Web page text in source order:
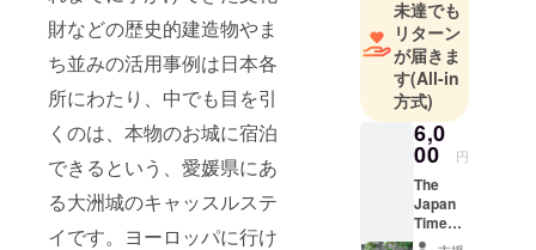
財などの歴史的建造物やま
ち並みの活用事例は日本各
所にわたり、中でも目を引
くのは、本物のお城に宿泊
できるという、愛媛県にあ
る大洲城のキャッスルステ
イです。ヨーロッパに行け
timesを開設
いたしまし
た。
ジャパンタ
イムズ本紙
と連携し、
プロジェク
トオーナー
の思いを
未達でも
リターン
が届きま
す(All-in
方式)
6,0
00 円
The
Japan
Times
オリジ